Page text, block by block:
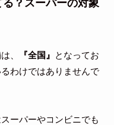
？スーパーの対象
、 『全国』 となってお
わけではありませんで
ーパーやコンビニでも